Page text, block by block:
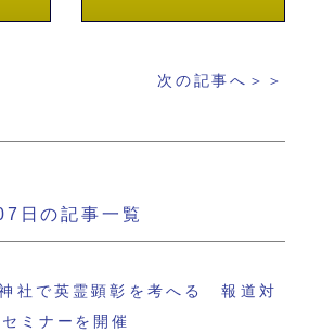
次の記事へ＞＞
日の記事一覧
社で英霊顕彰を考へる 報道対
ミナーを開催